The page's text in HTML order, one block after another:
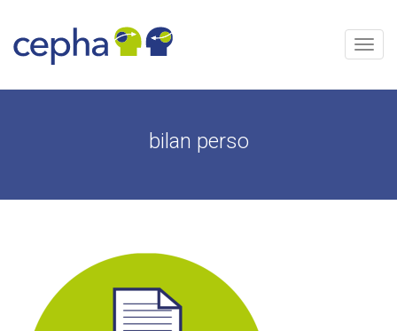
content
Menu
bilan perso